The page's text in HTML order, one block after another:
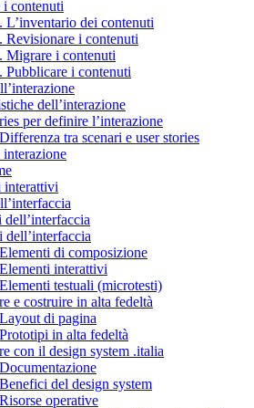
i contenuti
L’inventario dei contenuti
Revisionare i contenuti
Migrare i contenuti
Pubblicare i contenuti
dell’interazione
per definire l’interazione
tra scenari e user stories
interattivi
dell’interfaccia
di composizione
interattivi
testuali (microtesti)
e costruire in alta fedeltà
di pagina
in alta fedeltà
con il design system .italia
del design system
operative